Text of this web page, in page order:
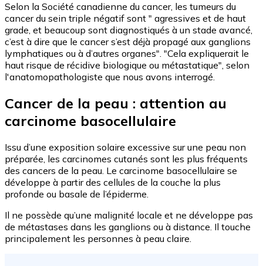
Selon la Société canadienne du cancer, les tumeurs du
cancer du sein triple négatif sont " agressives et de haut
grade, et beaucoup sont diagnostiqués à un stade avancé,
c’est à dire que le cancer s’est déjà propagé aux ganglions
lymphatiques ou à d’autres organes". "Cela expliquerait le
haut risque de récidive biologique ou métastatique", selon
l'anatomopathologiste que nous avons interrogé.
Cancer de la peau : attention au
carcinome basocellulaire
Issu d’une exposition solaire excessive sur une peau non
préparée, les carcinomes cutanés sont les plus fréquents
des cancers de la peau. Le carcinome basocellulaire se
développe à partir des cellules de la couche la plus
profonde ou basale de l’épiderme.
Il ne possède qu’une malignité locale et ne développe pas
de métastases dans les ganglions ou à distance. Il touche
principalement les personnes à peau claire.